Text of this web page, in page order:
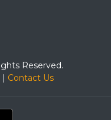
Reserved.
| Contact Us